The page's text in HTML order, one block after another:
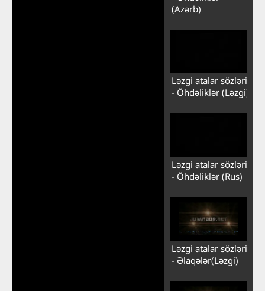
(Azərb)
Ləzgi atalar sözləri
- Öhdəliklər (Ləzgi)
Ləzgi atalar sözləri
- Öhdəliklər (Rus)
Ləzgi atalar sözləri
- Əlaqələr(Ləzgi)